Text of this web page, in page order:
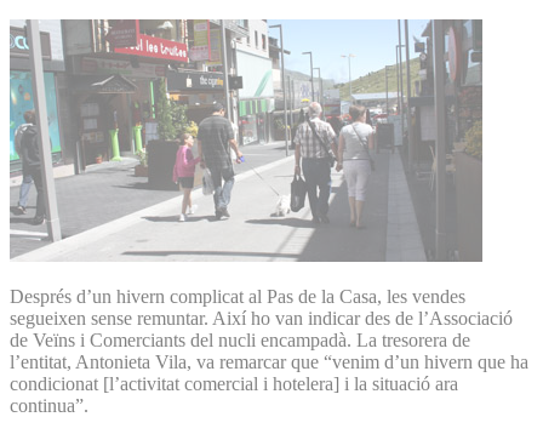
Després d’un hivern complicat al Pas de la Casa, les vendes
segueixen sense remuntar. Així ho van indicar des de l’Associació
de Veïns i Comerciants del nucli encampadà. La tresorera de
l’entitat, Antonieta Vila, va remarcar que “venim d’un hivern que ha
condicionat [l’activitat comercial i hotelera] i la situació ara
continua”.